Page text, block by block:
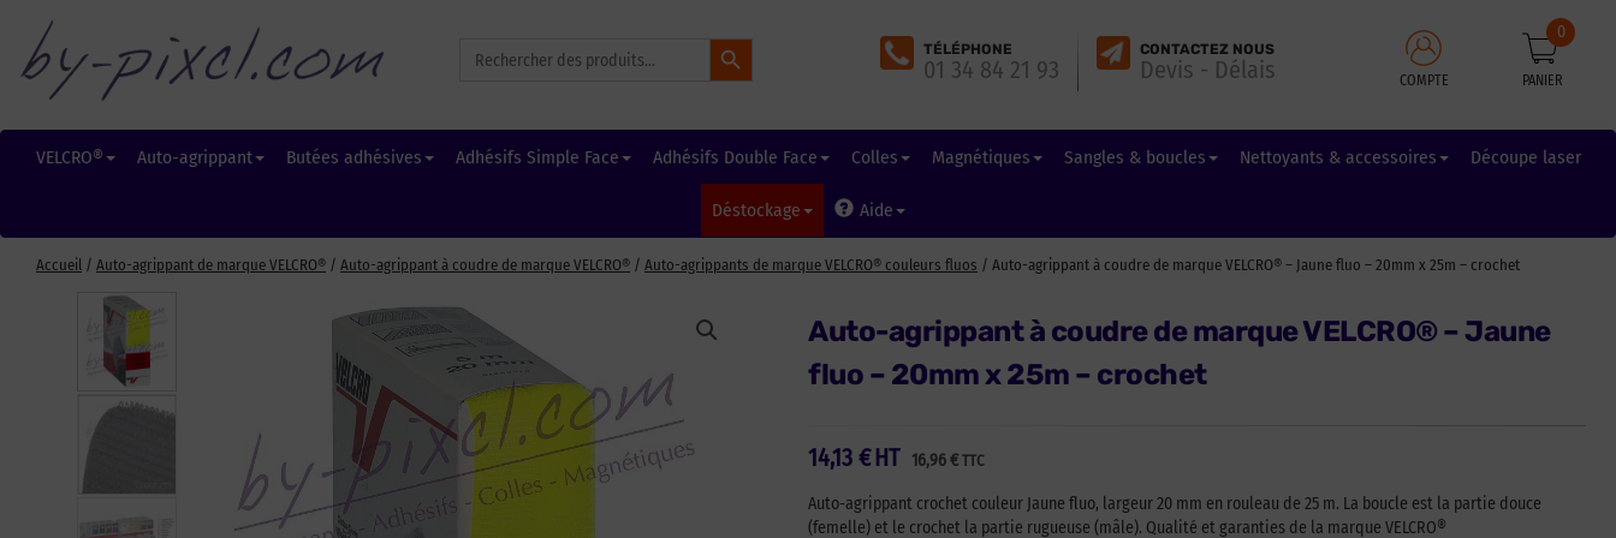
for:
Search Button
TÉLÉPHONE
01 34 84 21 93
CONTACTEZ NOUS
Devis - Délais COMPTE PANIER
0
VELCRO® Auto-agrippant Butées adhésives Adhésifs Simple Face Adhésifs Double Face Colles Magnétiques Sangles & boucles Nettoyants & accessoires Découpe laser
Déstockage Aide
Accueil / Auto-agrippant de marque VELCRO® / Auto-agrippant à coudre de marque VELCRO® / Auto-agrippants de marque VELCRO® couleurs fluos / Auto-agrippant à coudre de marque VELCRO® – Jaune fluo – 20mm x 25m – crochet
Auto-agrippant à coudre de marque VELCRO® – Jaune
fluo – 20mm x 25m – crochet
14,13 € 16,96€ TTC
HT
Auto-agrippant crochet couleur Jaune fluo, largeur 20 mm en rouleau de 25 m. La boucle est la partie douce
(femelle) et le crochet la partie rugueuse (mâle). Qualité et garanties de la marque VELCRO®